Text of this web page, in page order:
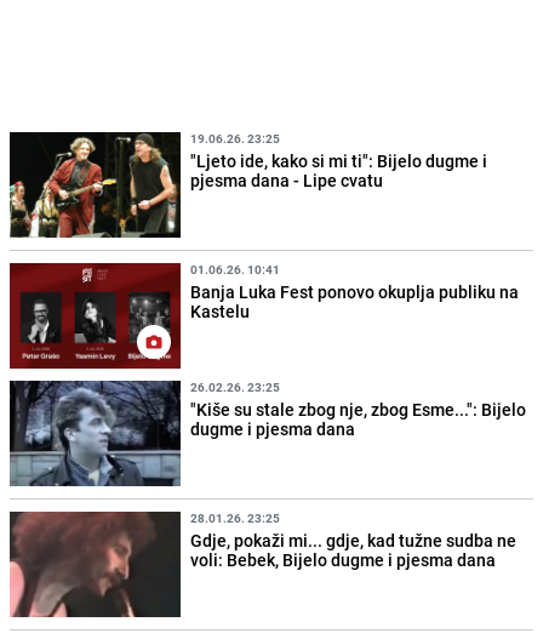
19.06.26. 23:25
"Ljeto ide, kako si mi ti": Bijelo dugme i
pjesma dana - Lipe cvatu
01.06.26. 10:41
Banja Luka Fest ponovo okuplja publiku na
Kastelu
26.02.26. 23:25
"Kiše su stale zbog nje, zbog Esme...": Bijelo
dugme i pjesma dana
28.01.26. 23:25
Gdje, pokaži mi... gdje, kad tužne sudba ne
voli: Bebek, Bijelo dugme i pjesma dana